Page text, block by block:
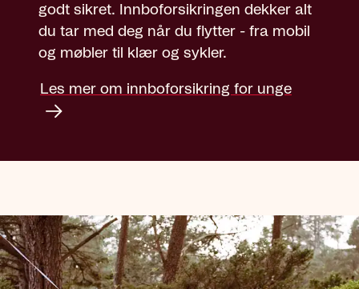
godt sikret. Innboforsikringen dekker alt
du tar med deg når du flytter - fra mobil
og møbler til klær og sykler.
Les mer om innboforsikring for unge